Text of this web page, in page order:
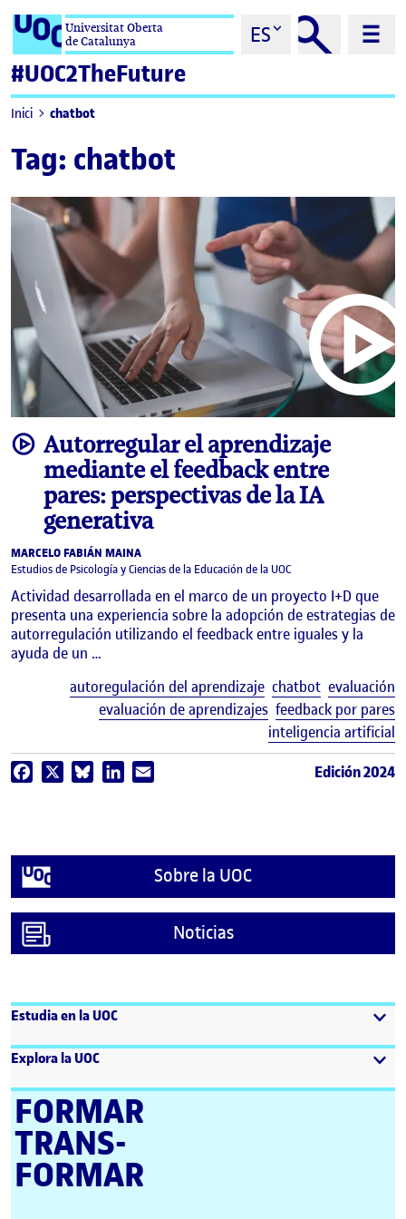
Saltar al contenidoUniversitat Oberta
de Catalunya
ES
#UOC2TheFuture
Inici chatbot
Tag: chatbot
videoAutorregular el aprendizaje
mediante el feedback entre
pares: perspectivas de la IA
generativa
MARCELO FABIÁN MAINA
Estudios de Psicología y Ciencias de la Educación de la UOC
Actividad desarrollada en el marco de un proyecto I+D que
presenta una experiencia sobre la adopción de estrategias de
autorregulación utilizando el feedback entre iguales y la
ayuda de un …
autoregulación del aprendizaje chatbot evaluación
evaluación de aprendizajes feedback por pares
inteligencia artificial
Facebook BlueskyLinkedIn Edición 2024
Sobre la UOC
Noticias
Estudia en la UOC
Explora la UOC
FORMAR
TRANS­
FORMAR